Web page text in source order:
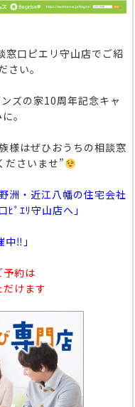
窓口ピエリ守山店でご紹
い。
ズの家10周年記念キャ
。
様はぜひおうちの相談窓
ださいませ”
洲・近江八幡の住宅会社
ﾟｴﾘ守山店へ」
中‼」
予約は
けます